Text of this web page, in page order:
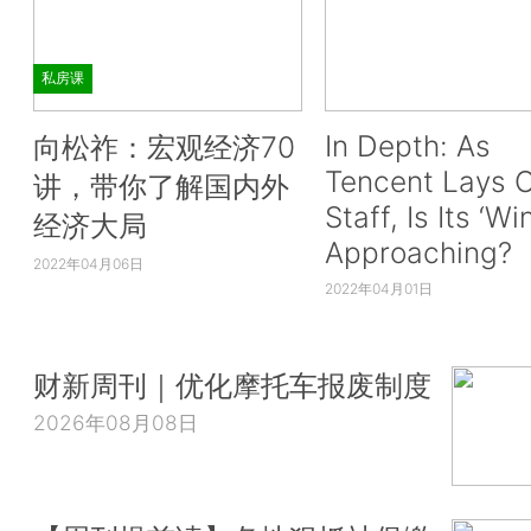
私房课
向松祚：宏观经济70
讲，带你了解国内外
经济大局
2022年04月06日
In Depth: As
Tencent Lays
Staff, Is Its
Approaching?
2022年04月01日
财新周刊｜优化摩托车报废制度
2026年08月08日